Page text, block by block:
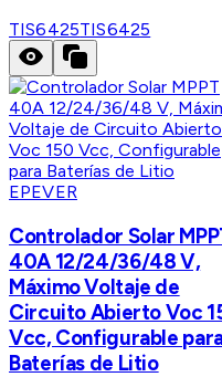
TIS6425TIS6425
EPEVER
Controlador Solar
40A 12/24/36/48 V,
Máximo Voltaje de
Circuito Abierto Voc
Vcc, Configurable
Baterías de Litio